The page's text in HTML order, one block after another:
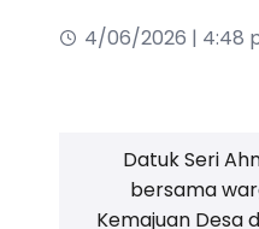
4/06/2026 | 4:48
Datuk Seri
bersama
Kemajuan Desa